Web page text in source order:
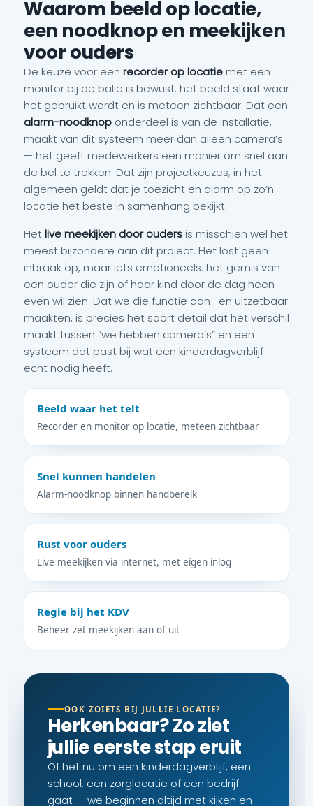
Waarom beeld op locatie,
een noodknop en meekijken
voor ouders
De keuze voor een recorder op locatie met een
monitor bij de balie is bewust: het beeld staat waar
het gebruikt wordt en is meteen zichtbaar. Dat een
alarm-noodknop onderdeel is van de installatie,
maakt van dit systeem meer dan alleen camera’s
— het geeft medewerkers een manier om snel aan
de bel te trekken. Dat zijn projectkeuzes; in het
algemeen geldt dat je toezicht en alarm op zo’n
locatie het beste in samenhang bekijkt.
Hetlive meekijken door ouders is misschien wel het
meest bijzondere aan dit project. Het lost geen
inbraak op, maar iets emotioneels: het gemis van
een ouder die zijn of haar kind door de dag heen
even wil zien. Dat we die functie aan- en uitzetbaar
maakten, is precies het soort detail dat het verschil
maakt tussen “we hebben camera’s” en een
systeem dat past bij wat een kinderdagverblijf
echt nodig heeft.
Beeld waar het telt
Recorder en monitor op locatie, meteen zichtbaar
Snel kunnen handelen
Alarm-noodknop binnen handbereik
Rust voor ouders
Live meekijken via internet, met eigen inlog
Regie bij het KDV
Beheer zet meekijken aan of uit
OOK ZOIETS BIJ JULLIE LOCATIE?
Herkenbaar? Zo ziet
jullie eerste stap eruit
Of het nu om een kinderdagverblijf, een
school, een zorglocatie of een bedrijf
gaat — we beginnen altijd met kijken en